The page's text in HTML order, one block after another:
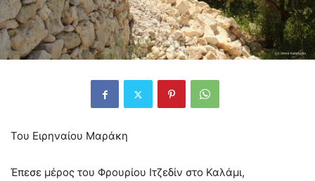
Του Ειρηναίου Μαράκη
Έπεσε μέρος του Φρουρίου Ιτζεδίν στο Καλάμι,